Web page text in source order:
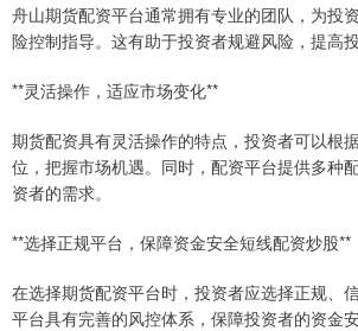
舟山期货配资平台通常拥有专业的团队，为投
险控制指导。这有助于投资者规避风险，提高投
**灵活操作，适应市场变化**
期货配资具有灵活操作的特点，投资者可以根
位，把握市场机遇。同时，配资平台提供多种
资者的需求。
**选择正规平台，保障资金安全短线配资炒股**
在选择期货配资平台时，投资者应选择正规、
平台具有完善的风控体系，保障投资者的资金安